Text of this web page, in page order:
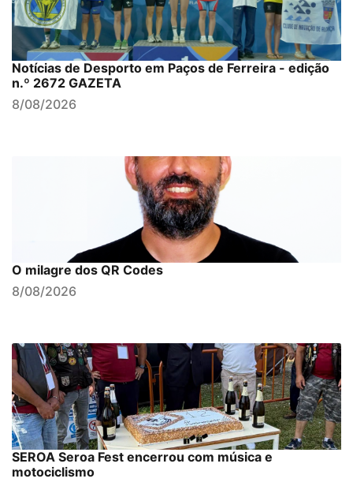
Notícias de Desporto em Paços de Ferreira - edição
n.º 2672 GAZETA
8/08/2026
O milagre dos QR Codes
8/08/2026
SEROA Seroa Fest encerrou com música e
motociclismo